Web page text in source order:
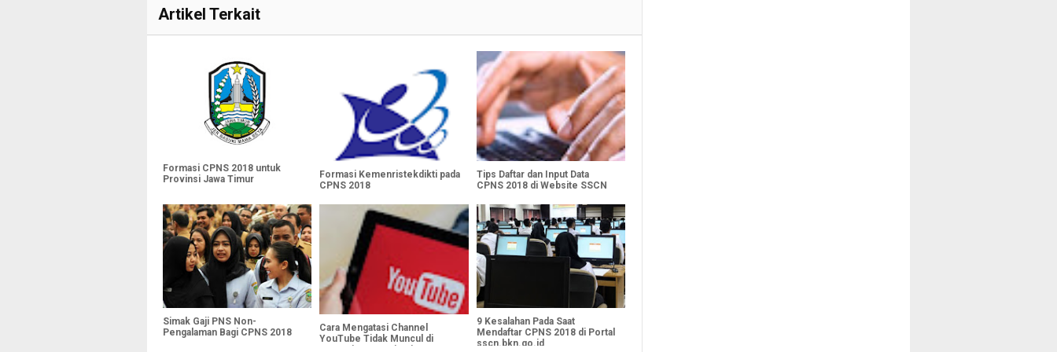
Artikel Terkait
Formasi CPNS 2018 untuk
Provinsi Jawa Timur
Formasi Kemenristekdikti pada
CPNS 2018
Tips Daftar dan Input Data
CPNS 2018 di Website SSCN
Simak Gaji PNS Non-
Pengalaman Bagi CPNS 2018
Cara Mengatasi Channel
YouTube Tidak Muncul di
Pencarian Saat Dicari
9 Kesalahan Pada Saat
Mendaftar CPNS 2018 di Portal
sscn.bkn.go.id